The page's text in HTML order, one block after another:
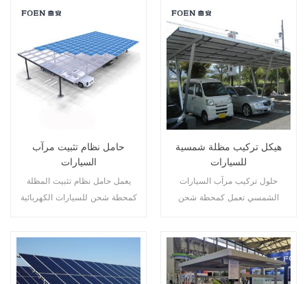
حامل نظام تثبيت مرآب
السيارات
يعمل حامل نظام تثبيت المظلة
كمحطة شحن للسيارات الكهربائية
هيكل تركيب مظلة شمسية
للسيارات
حلول تركيب مرآب السيارات
الشمسي تعمل كمحطة شحن